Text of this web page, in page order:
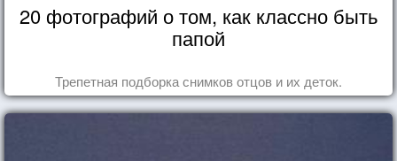
20 фотографий о том, как классно быть
папой
Трепетная подборка снимков отцов и их деток.